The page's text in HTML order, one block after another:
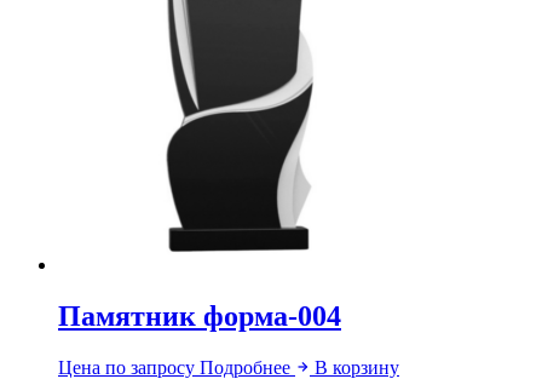
Памятник форма-004
Цена по запросу Подробнее В корзину